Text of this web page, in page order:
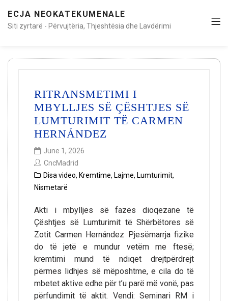
ECJA NEOKATEKUMENALE
Siti zyrtarë - Përvujtëria, Thjeshtësia dhe Lavdërimi
RITRANSMETIMI I
MBYLLJES SË ÇËSHTJES SË
LUMTURIMIT TË CARMEN
HERNÁNDEZ
June 1, 2026
CncMadrid
Disa video, Kremtime, Lajme, Lumturimit,
Nismetarë
Akti i mbylljes së fazës dioqezane të
Çështjes së Lumturimit të Shërbëtores së
Zotit Carmen Hernández Pjesëmarrja fizike
do të jetë e mundur vetëm me ftesë;
kremtimi mund të ndiqet drejtpërdrejt
përmes lidhjes së mëposhtme, e cila do të
mbetet aktive edhe për t’u parë më vonë, pas
përfundimit të aktit. Vendi: Seminari RM i